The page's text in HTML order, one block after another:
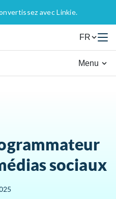
avec Linkie.
FR
Menu
sociaux